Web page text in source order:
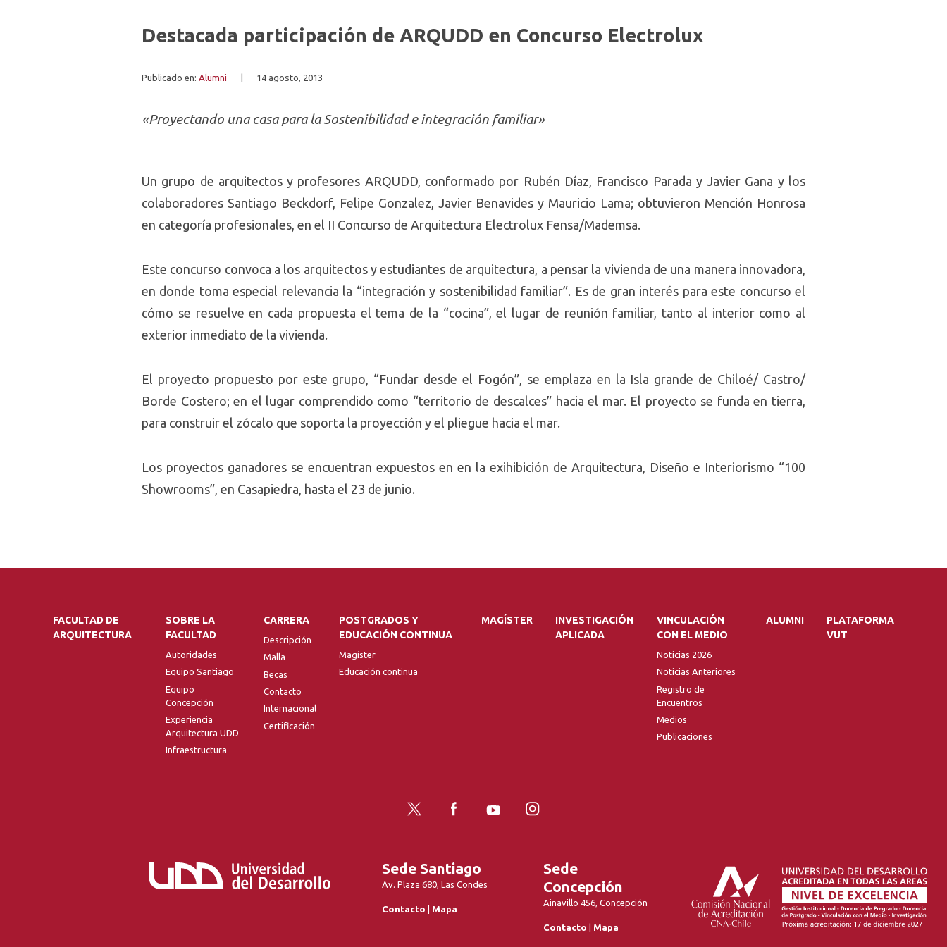
Destacada participación de ARQUDD en Concurso Electrolux
Publicado en: Alumni 14 agosto, 2013
«Proyectando una casa para la Sostenibilidad e integración familiar»
Un grupo de arquitectos y profesores ARQUDD, conformado por Rubén Díaz, Francisco Parada y Javier Gana y los
colaboradores Santiago Beckdorf, Felipe Gonzalez, Javier Benavides y Mauricio Lama; obtuvieron Mención Honrosa
en categoría profesionales, en el II Concurso de Arquitectura Electrolux Fensa/Mademsa.
Este concurso convoca a los arquitectos y estudiantes de arquitectura, a pensar la vivienda de una manera innovadora,
en donde toma especial relevancia la “integración y sostenibilidad familiar”. Es de gran interés para este concurso el
cómo se resuelve en cada propuesta el tema de la “cocina”, el lugar de reunión familiar, tanto al interior como al
exterior inmediato de la vivienda.
El proyecto propuesto por este grupo, “Fundar desde el Fogón”, se emplaza en la Isla grande de Chiloé/ Castro/
Borde Costero; en el lugar comprendido como “territorio de descalces” hacia el mar. El proyecto se funda en tierra,
para construir el zócalo que soporta la proyección y el pliegue hacia el mar.
Los proyectos ganadores se encuentran expuestos en en la exihibición de Arquitectura, Diseño e Interiorismo “100
Showrooms”, en Casapiedra, hasta el 23 de junio.
FACULTAD DE
ARQUITECTURA
SOBRE LA
FACULTAD
Autoridades
Equipo Santiago
Equipo
Concepción
Experiencia
Arquitectura UDD
Infraestructura
CARRERA
Descripción
Malla
Becas
Contacto
Internacional
Certificación
POSTGRADOS Y
EDUCACIÓN CONTINUA
Magíster
Educación continua
MAGÍSTER
INVESTIGACIÓN
APLICADA
VINCULACIÓN
CON EL MEDIO
Noticias 2026
Noticias Anteriores
Registro de
Encuentros
Medios
Publicaciones
ALUMNI
PLATAFORMA
VUT
Twitter FacebookYouTubeInstagram
Sede Santiago
Av. Plaza 680, Las Condes
Contacto | Mapa
Sede
Concepción
Ainavillo 456, Concepción
Contacto | Mapa